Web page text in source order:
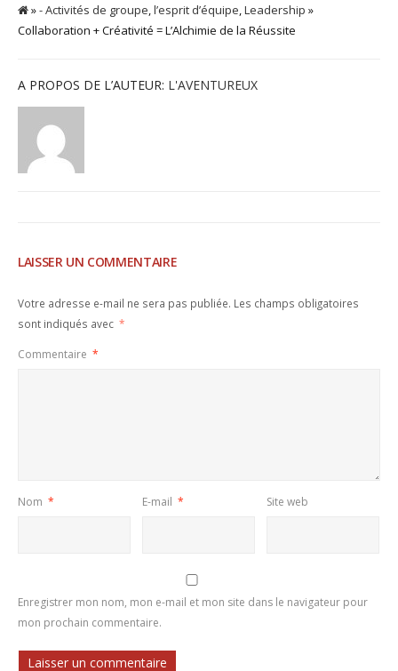
»- Activités de groupe,l’esprit d’équipe,Leadership »
Collaboration + Créativité = L’Alchimie de la Réussite
A PROPOS DE L’AUTEUR: L'AVENTUREUX
LAISSER UN COMMENTAIRE
Votre adresse e-mail ne sera pas publiée. Les champs obligatoires
sont indiqués avec *
Commentaire *
Nom * E-mail * Site web
Enregistrer mon nom, mon e-mail et mon site dans le navigateur pour
mon prochain commentaire.